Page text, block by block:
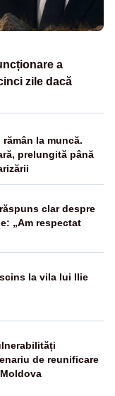
a
zile dacă
la muncă.
prelungită până
clar despre
„Am respectat
la vila lui Ilie
de reunificare